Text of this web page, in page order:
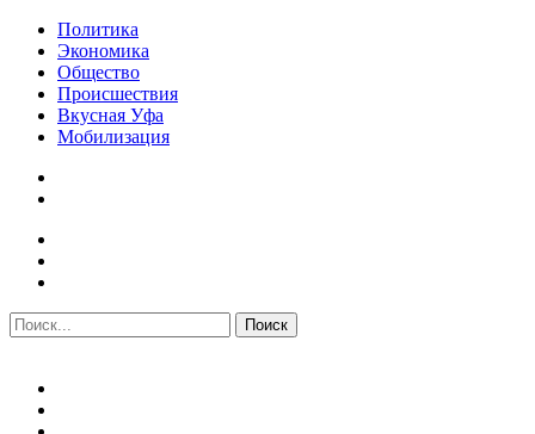
Политика
Экономика
Общество
Происшествия
Вкусная Уфа
Мобилизация